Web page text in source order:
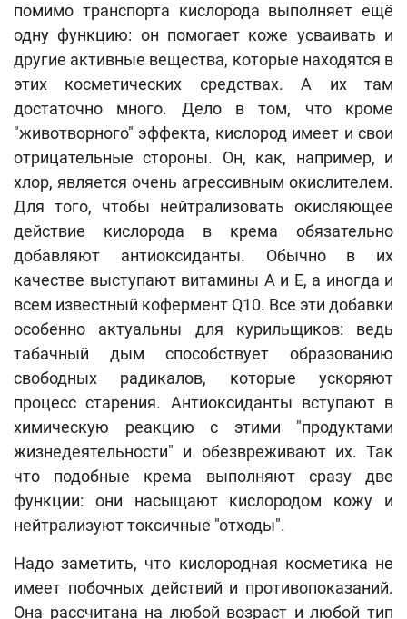
помимо транспорта кислорода выполняет ещё
одну функцию: он помогает коже усваивать и
другие активные вещества, которые находятся в
этих косметических средствах. А их там
достаточно много. Дело в том, что кроме
"животворного" эффекта, кислород имеет и свои
отрицательные стороны. Он, как, например, и
хлор, является очень агрессивным окислителем.
Для того, чтобы нейтрализовать окисляющее
действие кислорода в крема обязательно
добавляют антиоксиданты. Обычно в их
качестве выступают витамины А и Е, а иногда и
всем известный кофермент Q10. Все эти добавки
особенно актуальны для курильщиков: ведь
табачный дым способствует образованию
свободных радикалов, которые ускоряют
процесс старения. Антиоксиданты вступают в
химическую реакцию с этими "продуктами
жизнедеятельности" и обезвреживают их. Так
что подобные крема выполняют сразу две
функции: они насыщают кислородом кожу и
нейтрализуют токсичные "отходы".
Надо заметить, что кислородная косметика не
имеет побочных действий и противопоказаний.
Она рассчитана на любой возраст и любой тип